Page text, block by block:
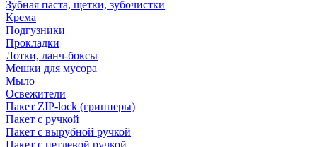
Зубная паста, щетки, зубочистки
Крема
Подгузники
Прокладки
Лотки, ланч-боксы
Мешки для мусора
Мыло
Освежители
Пакет ZIP-lock (грипперы)
Пакет с ручкой
Пакет с вырубной ручкой
Пакет с петлевой ручкой